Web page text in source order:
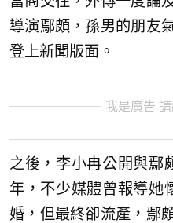
導演鄢頗，孫男的朋友
登上新聞版面。
我是廣告
之後，李小冉公開與鄢
年，不少媒體曾報導她
婚，但最終卻流產，鄢